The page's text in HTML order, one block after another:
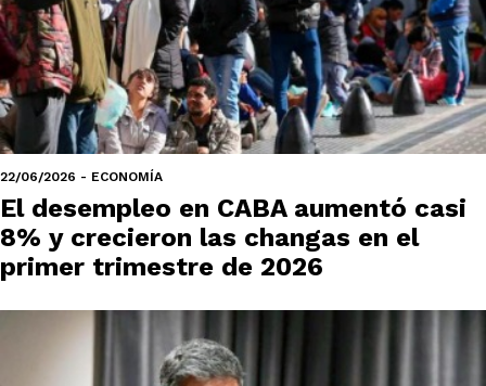
22/06/2026 - ECONOMÍA
El desempleo en CABA aumentó casi
8% y crecieron las changas en el
primer trimestre de 2026